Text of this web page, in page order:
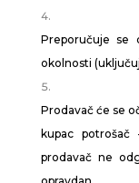
Preporučuje se
okolnosti
Prodavač će se
kupac
prodavač ne